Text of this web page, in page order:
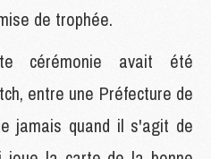
de trophée.
cérémonie avait été
entre une Préfecture de
jamais quand il s'agit de